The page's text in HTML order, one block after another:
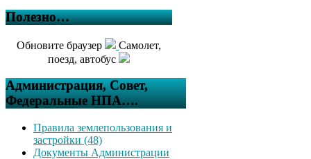
Полезно…
Обновите браузер
Самолет,
поезд, автобус
Администрация, Совет,
Федеральные НПА….
Правила землепользования и
застройки (48)
Документы Администрации